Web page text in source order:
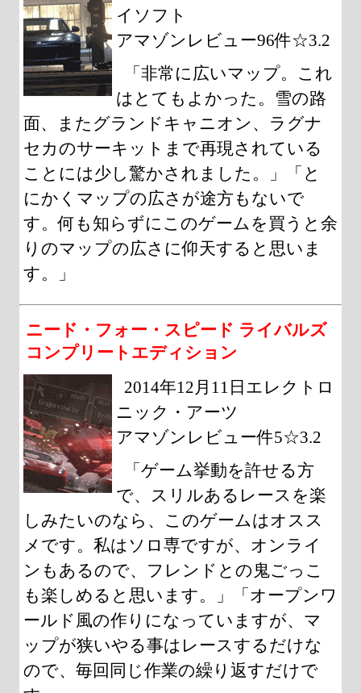
イソフト
アマゾンレビュー96件☆3.2
「非常に広いマップ。これ
はとてもよかった。雪の路
面、またグランドキャニオン、ラグナ
セカのサーキットまで再現されている
ことには少し驚かされました。」「と
にかくマップの広さが途方もないで
す。何も知らずにこのゲームを買うと余
りのマップの広さに仰天すると思いま
す。」
ニード・フォー・スピード ライバルズ
コンプリートエディション
2014年12月11日エレクトロ
ニック・アーツ
アマゾンレビュー件5☆3.2
「ゲーム挙動を許せる方
で、スリルあるレースを楽
しみたいのなら、このゲームはオスス
メです。私はソロ専ですが、オンライ
ンもあるので、フレンドとの鬼ごっこ
も楽しめると思います。」「オープンワ
ールド風の作りになっていますが、マ
ップが狭いやる事はレースするだけな
ので、毎回同じ作業の繰り返すだけで